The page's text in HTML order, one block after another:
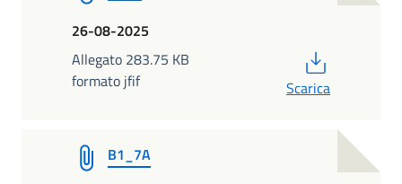
26-08-2025
Allegato 283.75 KB
formato jfif
Scarica
B1_7A